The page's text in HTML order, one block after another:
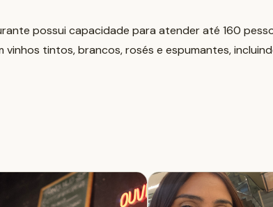
possui capacidade para atender até 160
vinhos tintos, brancos, rosés e espumantes,